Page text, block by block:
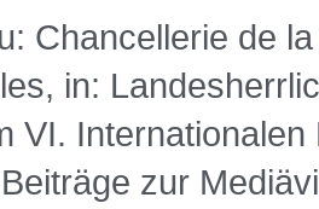
Chancellerie de
in:
VI.
zur